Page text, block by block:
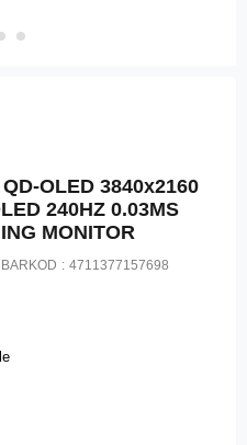
OLED 3840x2160
240HZ 0.03MS
MONITOR
BARKOD : 4711377157698